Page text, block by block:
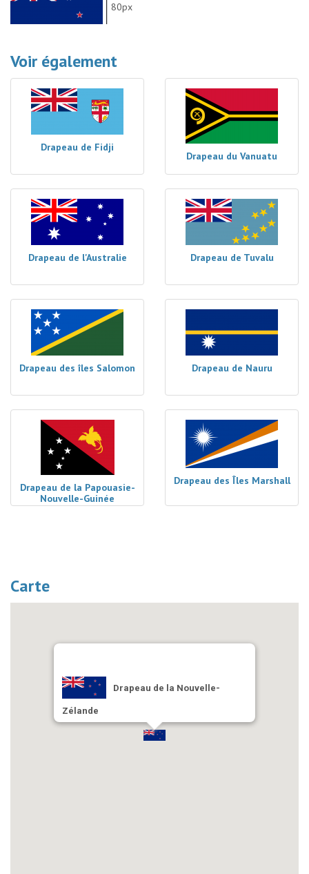
80px
Voir également
Drapeau de Fidji
Drapeau du Vanuatu
Drapeau de l'Australie Drapeau de Tuvalu
Drapeau des îles Salomon Drapeau de Nauru
Drapeau de la Papouasie-
Nouvelle-Guinée
Drapeau des Îles Marshall
Carte
Drapeau de la Nouvelle-
Zélande